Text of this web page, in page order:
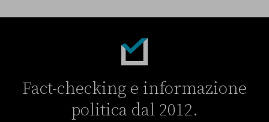
Fact-checking e informazione
politica dal 2012.